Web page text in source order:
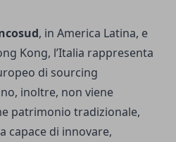
, in America Latina, e
Kong, l’Italia rappresenta
di sourcing
inoltre, non viene
patrimonio tradizionale,
capace di innovare,